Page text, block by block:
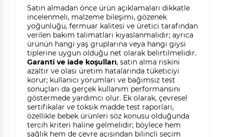
Satın almadan önce ürün açıklamaları dikkatle
incelenmeli, malzeme bileşimi, gözenek
yoğunluğu, fermuar kalitesi ve üretici tarafından
verilen bakım talimatları kıyaslanmalıdır; ayrıca
ürünün hangi yaş gruplarına veya hangi giysi
tiplerine uygun olduğu net olarak belirtilmelidir.
Garanti ve iade koşulları, satın alma riskini
azaltır ve olası üretim hatalarında tüketiciyi
korur; kullanıcı yorumları ve bağımsız test
sonuçları da gerçek kullanım performansını
göstermede yardımcı olur. Ek olarak, çevresel
sertifikalar ve toksik madde test raporları,
özellikle bebek ürünleri söz konusu olduğunda
tercih kriteri haline gelmelidir; böylece hem
sağlık hem de çevre açısından bilinçli seçim